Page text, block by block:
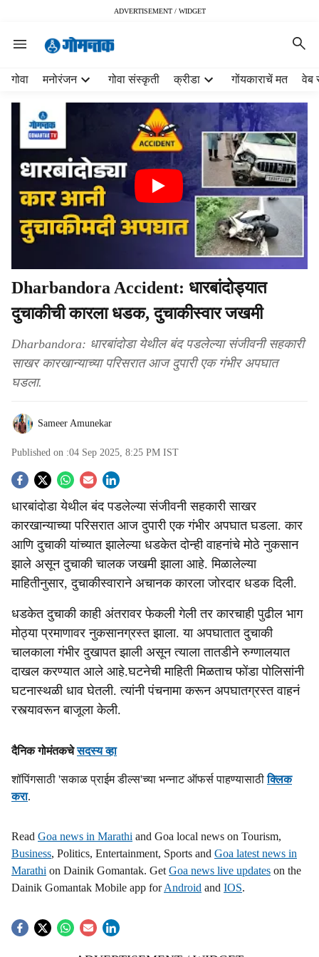
ADVERTISEMENT / WIDGET
गोवा मनोरंजन गोवा संस्कृती क्रीडा गोंयकाराचें मत वेब
Dharbandora Accident: धारबांदोड्यात
दुचाकीची कारला धडक, दुचाकीस्वार जखमी
Dharbandora: धारबांदोडा येथील बंद पडलेल्या संजीवनी सहकारी
साखर कारखान्याच्या परिसरात आज दुपारी एक गंभीर अपघात
घडला.
Sameer Amunekar
Published on :04 Sep 2025, 8:25 PM IST
S
o
c
i
l
s
h
a
r
e
धारबांदोडा येथील बंद पडलेल्या संजीवनी सहकारी साखर
कारखान्याच्या परिसरात आज दुपारी एक गंभीर अपघात घडला. कार
आणि दुचाकी यांच्यात झालेल्या धडकेत दोन्ही वाहनांचे मोठे नुकसान
झाले असून दुचाकी चालक जखमी झाला आहे. मिळालेल्या
माहितीनुसार, दुचाकीस्वाराने अचानक कारला जोरदार धडक दिली.
धडकेत दुचाकी काही अंतरावर फेकली गेली तर कारचाही पुढील भाग
मोठ्या प्रमाणावर नुकसानग्रस्त झाला. या अपघातात दुचाकी
चालकाला गंभीर दुखापत झाली असून त्याला तातडीने रुग्णालयात
दाखल करण्यात आले आहे.घटनेची माहिती मिळताच फोंडा पोलिसांनी
घटनास्थळी धाव घेतली. त्यांनी पंचनामा करून अपघातग्रस्त वाहनं
रस्त्यावरून बाजूला केली.
दैनिक गोमंतकचेसदस्य व्हा
शॉपिंगसाठी 'सकाळ प्राईम डील्स'च्या भन्नाट ऑफर्स पाहण्यासाठीक्लिक
करा.
Read Goa news in Marathi and Goa local news on Tourism,
Business, Politics, Entertainment, Sports and Goa latest news in
Marathi on Dainik Gomantak. Get Goa news live updates on the
Dainik Gomantak Mobile app forAndroid and IOS.